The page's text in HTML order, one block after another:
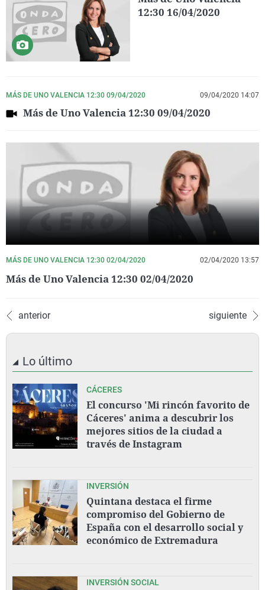
12:30 16/04/2020
MÁS DE UNO VALENCIA 12:30 09/04/2020 09/04/2020 14:07
Más de Uno Valencia 12:30 09/04/2020
MÁS DE UNO VALENCIA 12:30 02/04/2020 02/04/2020 13:57
Más de Uno Valencia 12:30 02/04/2020
anterior siguiente
Lo último
CÁCERES
El concurso 'Mi rincón favorito de
Cáceres' anima a descubrir los
mejores sitios de la ciudad a
través de Instagram
INVERSIÓN
Quintana destaca el firme
compromiso del Gobierno de
España con el desarrollo social y
económico de Extremadura
INVERSIÓN SOCIAL